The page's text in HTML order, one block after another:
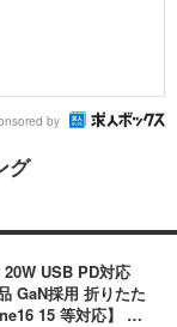
by
グ
USB PD対応
GaN採用 折りたた
15 等対応】 E